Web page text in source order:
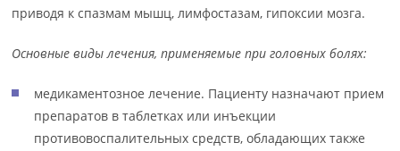
приводя к спазмам мышц, лимфостазам, гипоксии мозга.
Основные виды лечения, применяемые при головных болях:
медикаментозное лечение. Пациенту назначают прием
препаратов в таблетках или инъекции
противовоспалительных средств, обладающих также